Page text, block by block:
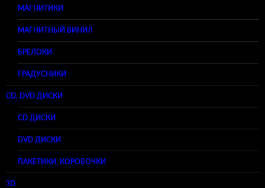
МАГНИТИКИ
МАГНИТНЫЙ ВИНИЛ
БРЕЛОКИ
ГРАДУСНИКИ
CD, DVD ДИСКИ
CD ДИСКИ
DVD ДИСКИ
ПАКЕТИКИ, КОРОБОЧКИ
3D